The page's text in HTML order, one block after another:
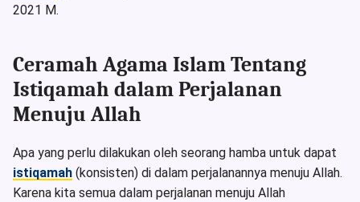
2021 M.
Ceramah Agama Islam Tentang
Istiqamah dalam Perjalanan
Menuju Allah
Apa yang perlu dilakukan oleh seorang hamba untuk dapat
istiqamah (konsisten) di dalam perjalanannya menuju Allah.
Karena kita semua dalam perjalanan menuju Allah